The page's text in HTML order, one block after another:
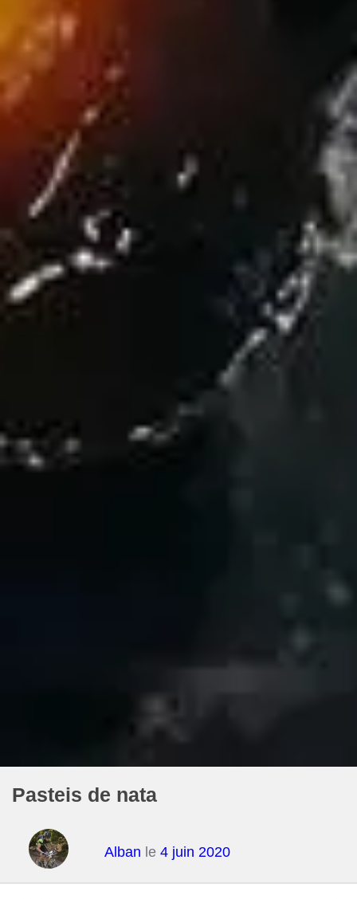
Pasteis de nata
Alban le 4 juin 2020